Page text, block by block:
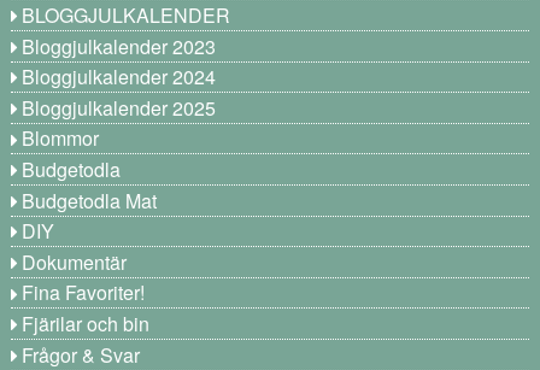
BLOGGJULKALENDER
Bloggjulkalender 2023
Bloggjulkalender 2024
Bloggjulkalender 2025
Blommor
Budgetodla
Budgetodla Mat
DIY
Dokumentär
Fina Favoriter!
Fjärilar och bin
Frågor & Svar